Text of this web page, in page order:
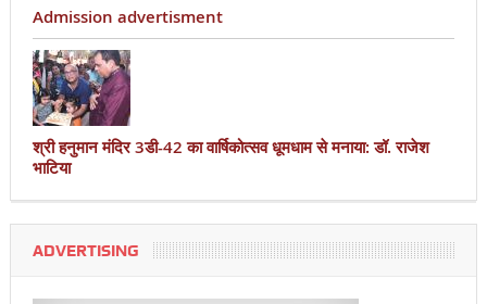
Admission advertisment
श्री हनुमान मंदिर 3डी-42 का वार्षिकोत्सव धूमधाम से मनाया: डॉ. राजेश
भाटिया
ADVERTISING